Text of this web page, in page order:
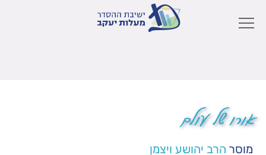
אורו של עולם
מוסר הרב יהושע ויצמן